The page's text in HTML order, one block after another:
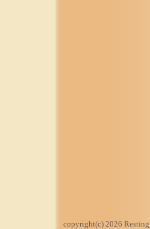
copyright(c) 2026